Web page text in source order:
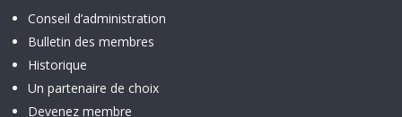
Conseil d’administration
Bulletin des membres
Historique
Un partenaire de choix
Devenez membre